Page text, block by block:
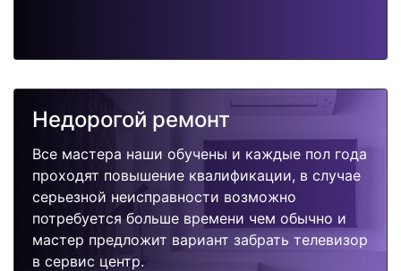
Недорогой ремонт
Все мастера наши обучены и каждые пол года
проходят повышение квалификации, в случае
серьезной неисправности возможно
потребуется больше времени чем обычно и
мастер предложит вариант забрать телевизор
в сервис центр.